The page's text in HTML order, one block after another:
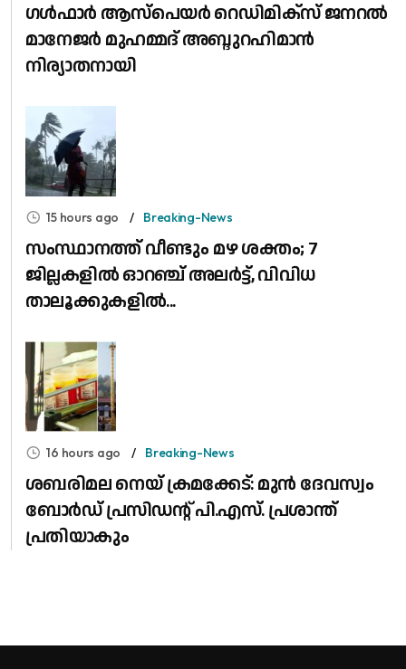
​ഗൾഫാർ ആസ്പെയർ റെഡിമിക്സ് ജനറൽ
മാനേജർ മുഹമ്മദ് അബ്ദുറഹിമാൻ
നിര്യാതനായി
15 hours ago Breaking-News
സംസ്ഥാനത്ത് വീണ്ടും മഴ ശക്തം; 7
ജില്ലകളിൽ ഓറഞ്ച് അലർട്ട്, വിവിധ
താലൂക്കുകളിൽ...
16 hours ago Breaking-News
ശബരിമല നെയ് ക്രമക്കേട്: മുൻ ദേവസ്വം
ബോർഡ് പ്രസിഡന്റ് പി.എസ്. പ്രശാന്ത്
പ്രതിയാകും